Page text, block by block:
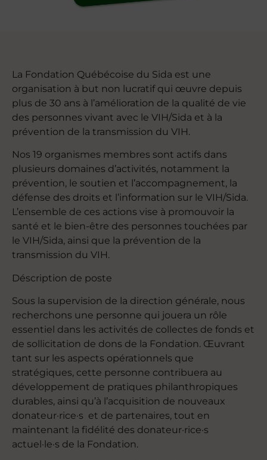
La Fondation Québécoise du Sida est une
organisation à but non lucratif qui œuvre depuis
plus de 30 ans à l’amélioration de la qualité de vie
des personnes vivant avec le VIH/Sida et à la
prévention de la transmission du VIH.
Nos 19 organismes membres sont actifs dans
plusieurs domaines d’activités, notamment la
prévention, le soutien et l’accompagnement, la
défense des droits et l’information sur le VIH/Sida.
L’ensemble de ces actions vise à promouvoir la
santé et le bien-être des personnes touchées par
le VIH/Sida, ainsi que la prévention de la
transmission du VIH.
Déscription de poste
Sous la supervision de la direction générale, nous
recherchons une personne qui jouera un rôle
essentiel dans les activités de collectes de fonds et
de sollicitation de dons de la Fondation. Œuvrant
tant sur les aspects opérationnels que
stratégiques, cette personne contribuera au
développement de pratiques philanthropiques
durables, ainsi qu’à l’acquisition de nouveaux
donateur·rice·s et de partenaires, tout en
maintenant la fidélité des donateur·rice·s
actuel·le·s de la Fondation.